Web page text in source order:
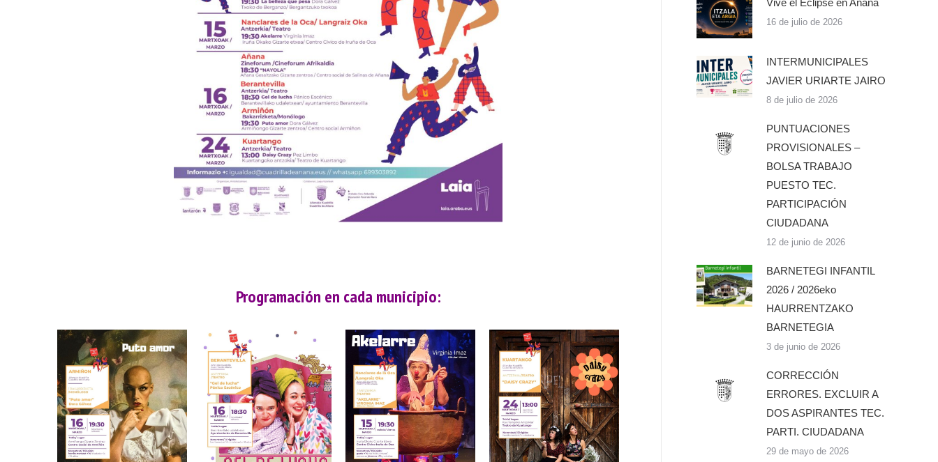
Programación en cada municipio:
Vive el Eclipse en Añana
16 de julio de 2026
INTERMUNICIPALES
JAVIER URIARTE JAIRO
8 de julio de 2026
PUNTUACIONES
PROVISIONALES –
BOLSA TRABAJO
PUESTO TEC.
PARTICIPACIÓN
CIUDADANA
12 de junio de 2026
BARNETEGI INFANTIL
2026 / 2026eko
HAURRENTZAKO
BARNETEGIA
3 de junio de 2026
CORRECCIÓN
ERRORES. EXCLUIR A
DOS ASPIRANTES TEC.
PARTI. CIUDADANA
29 de mayo de 2026